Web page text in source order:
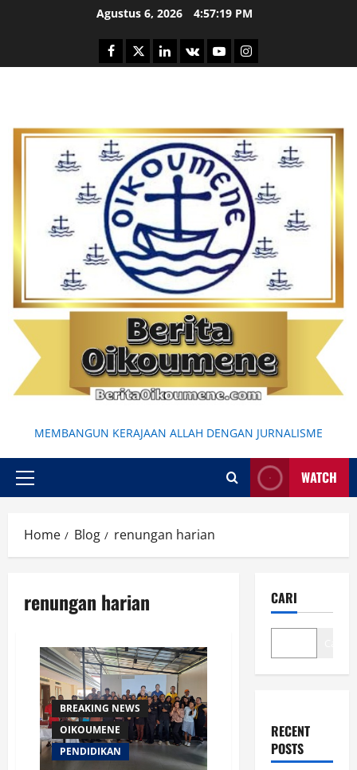
Agustus 6, 2026 4:57:20 PM
Facebook
TwitterLinkedin
VK YoutubeInstagram
MEMBANGUN KERAJAAN ALLAH DENGAN JURNALISME
Primary
WATCH
Home Blog renungan harian
renungan harian
BREAKING NEWS
OIKOUMENE
PENDIDIKAN
CARI
RECENT
POSTS